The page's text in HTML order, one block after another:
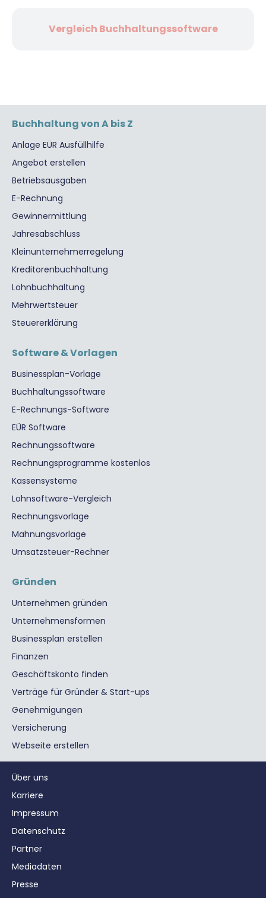
Vergleich Buchhaltungssoftware
Buchhaltung von A bis Z
Anlage EÜR Ausfüllhilfe
Angebot erstellen
Betriebsausgaben
E-Rechnung
Gewinnermittlung
Jahresabschluss
Kleinunternehmerregelung
Kreditorenbuchhaltung
Lohnbuchhaltung
Mehrwertsteuer
Steuererklärung
Software & Vorlagen
Businessplan-Vorlage
Buchhaltungssoftware
E-Rechnungs-Software
EÜR Software
Rechnungssoftware
Rechnungsprogramme kostenlos
Kassensysteme
Lohnsoftware-Vergleich
Rechnungsvorlage
Mahnungsvorlage
Umsatzsteuer-Rechner
Gründen
Unternehmen gründen
Unternehmensformen
Businessplan erstellen
Finanzen
Geschäftskonto finden
Verträge für Gründer & Start-ups
Genehmigungen
Versicherung
Webseite erstellen
Über uns
Karriere
Impressum
Datenschutz
Partner
Mediadaten
Presse